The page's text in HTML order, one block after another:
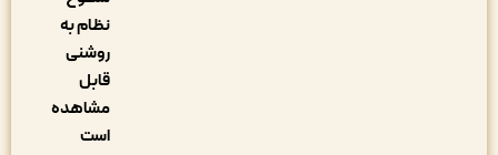
نظام به
مشاهده